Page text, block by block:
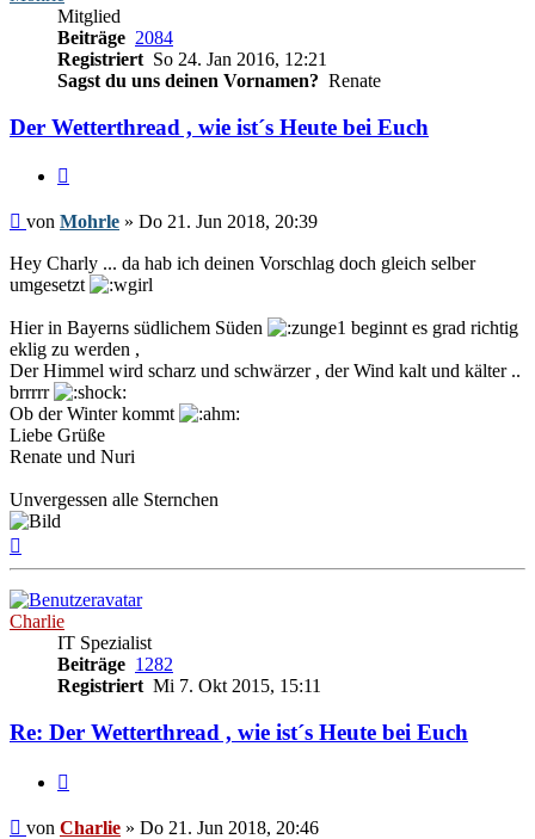
Mitglied
Beiträge 2084
Registriert So 24. Jan 2016, 12:21
Sagst du uns deinen Vornamen? Renate
Der Wetterthread , wie ist´s Heute bei Euch
Beitrag
von Mohrle » Do 21. Jun 2018, 20:39
Hey Charly ... da hab ich deinen Vorschlag doch gleich selber
umgesetzt
Hier in Bayerns südlichem Süden
beginnt es grad richtig
eklig zu werden ,
Der Himmel wird scharz und schwärzer , der Wind kalt und kälter ..
brrrrr
Ob der Winter kommt
Liebe Grüße
Renate und Nuri
Unvergessen alle Sternchen
Charlie
IT Spezialist
Beiträge 1282
Registriert Mi 7. Okt 2015, 15:11
Re: Der Wetterthread , wie ist´s Heute bei Euch
Beitrag
von Charlie » Do 21. Jun 2018, 20:46